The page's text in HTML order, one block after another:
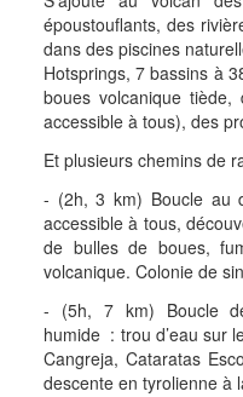
époustouflants, des
dans des piscines
Hotsprings, 7 bassins à
boues volcanique
accessible à tous), des
Et plusieurs chemins de
- (2h, 3 km) Boucle au
accessible à tous,
de bulles de boues,
volcanique. Colonie de
- (5h, 7 km) Boucle
humide : trou d’eau sur
Cangreja, Cataratas
descente en tyrolienne à